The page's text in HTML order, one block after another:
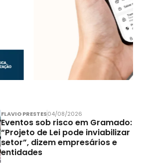
FLAVIO PRESTES04/08/2026
Eventos sob risco em Gramado:
“Projeto de Lei pode inviabilizar
setor”, dizem empresários e
entidades